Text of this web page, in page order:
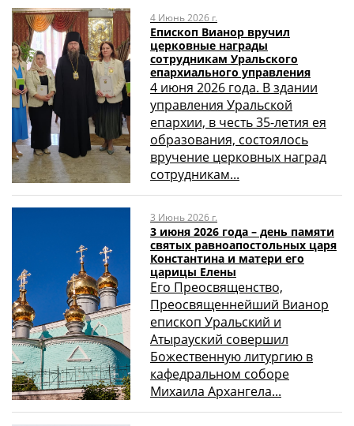
4 Июнь 2026 г.
Епископ Вианор вручил
церковные награды
сотрудникам Уральского
епархиального управления
4 июня 2026 года. В здании
управления Уральской
епархии, в честь 35-летия ея
образования, состоялось
вручение церковных наград
сотрудникам...
3 Июнь 2026 г.
3 июня 2026 года – день памяти
святых равноапостольных царя
Константина и матери его
царицы Елены
Его Преосвященство,
Преосвященнейший Вианор
епископ Уральский и
Атырауский совершил
Божественную литургию в
кафедральном соборе
Михаила Архангела...